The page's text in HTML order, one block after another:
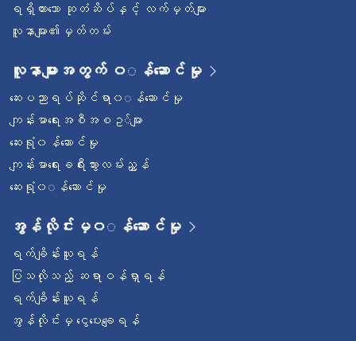
ရရှိထားသော ဆုတံဆိပ်နှင့် လက်မှတ်များ
လူနာများ၏မှတ်တမ်း
လူနာများအတွက် ၀◌န်ဆောင်မှု
ဆေးပညာရပ်ဆိုင်ရာ၀◌န်ဆောင်မှု
ကျန်းမာရေးအစီအစဥ◌်များ
ဆေးရုံ၀န်ဆောင်မှု
ကျန်းမာရေးခရီးသွားလမ်းညွှန်
ဆေးရုံ၀◌န်ဆောင်မှု
အွန်လိုင်းမှ၀◌န်ဆောင်မှု
ရက်ချိန်းယူရန်
ပြသလိုသည့် ဆရာဝန်ရှာရန်
ရက်ချိန်းယူရန်
အွန်လိုင်းမှ ငွေပေးချေရန်